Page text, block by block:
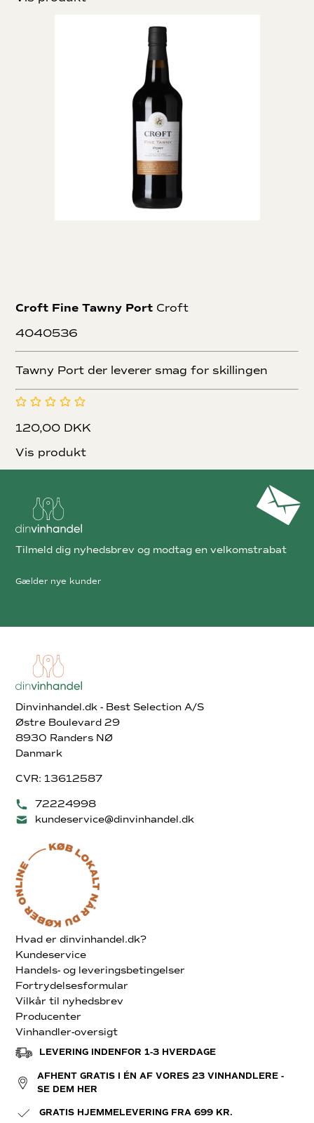
Croft Fine Tawny Port Croft
4040536
Tawny Port der leverer smag for skillingen
120,00 DKK
Vis produkt
Dinvinhandel.dk - Best Selection A/S
Østre Boulevard 29
8930 Randers NØ
Danmark
CVR: 13612587
72224998
kundeservice@dinvinhandel.dk
Hvad er dinvinhandel.dk?
Kundeservice
Handels- og leveringsbetingelser
Fortrydelsesformular
Vilkår til nyhedsbrev
Producenter
Vinhandler-oversigt
LEVERING INDENFOR 1-3 HVERDAGE
AFHENT GRATIS I ÉN AF VORES 23 VINHANDLERE -
SE DEM HER
GRATIS HJEMMELEVERING FRA 699 KR.
Tilmeld dig nyhedsbrev og modtag en velkomstrabat
Gælder nye kunder